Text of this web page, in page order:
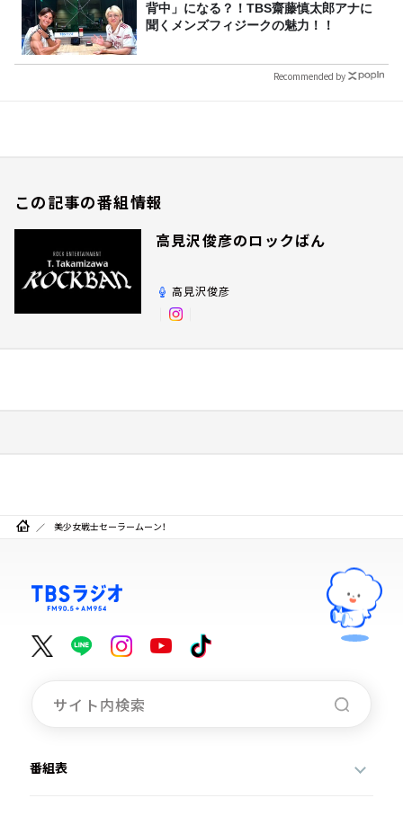
背中」になる？！TBS齋藤慎太郎アナに
聞くメンズフィジークの魅力！！
Recommended by
この記事の番組情報
高見沢俊彦のロックばん
高見沢俊彦
美少女戦士セーラームーン！
番組表